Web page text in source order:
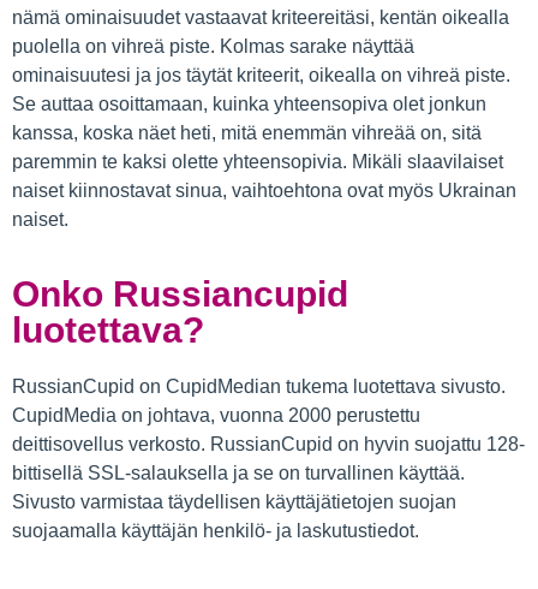
nämä ominaisuudet vastaavat kriteereitäsi, kentän oikealla
puolella on vihreä piste. Kolmas sarake näyttää
ominaisuutesi ja jos täytät kriteerit, oikealla on vihreä piste.
Se auttaa osoittamaan, kuinka yhteensopiva olet jonkun
kanssa, koska näet heti, mitä enemmän vihreää on, sitä
paremmin te kaksi olette yhteensopivia. Mikäli slaavilaiset
naiset kiinnostavat sinua, vaihtoehtona ovat myös Ukrainan
naiset.
Onko Russiancupid
luotettava?
RussianCupid on CupidMedian tukema luotettava sivusto.
CupidMedia on johtava, vuonna 2000 perustettu
deittisovellus verkosto. RussianCupid on hyvin suojattu 128-
bittisellä SSL-salauksella ja se on turvallinen käyttää.
Sivusto varmistaa täydellisen käyttäjätietojen suojan
suojaamalla käyttäjän henkilö- ja laskutustiedot.